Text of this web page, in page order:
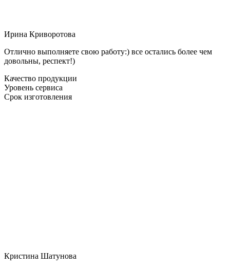
Ирина Криворотова
Отлично выполняете свою работу:) все остались более чем
довольны, респект!)
Качество продукции
Уровень сервиса
Срок изготовления
Кристина Шатунова